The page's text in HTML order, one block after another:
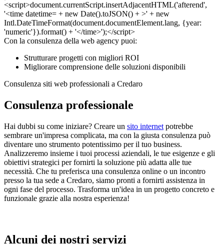
Con la consulenza della web agency puoi:
Strutturare progetti con migliori ROI
Migliorare comprensione delle soluzioni disponibili
Consulenza siti web professionali a Credaro
Consulenza professionale
Hai dubbi su come iniziare? Creare un sito internet potrebbe
sembrare un'impresa complicata, ma con la giusta consulenza può
diventare uno strumento potentissimo per il tuo business.
Analizzeremo insieme i tuoi processi aziendali, le tue esigenze e gli
obiettivi strategici per fornirti la soluzione più adatta alle tue
necessità. Che tu preferisca una consulenza online o un incontro
presso la tua sede a Credaro, siamo pronti a fornirti assistenza in
ogni fase del processo. Trasforma un'idea in un progetto concreto e
funzionale grazie alla nostra esperienza!
Alcuni dei nostri servizi